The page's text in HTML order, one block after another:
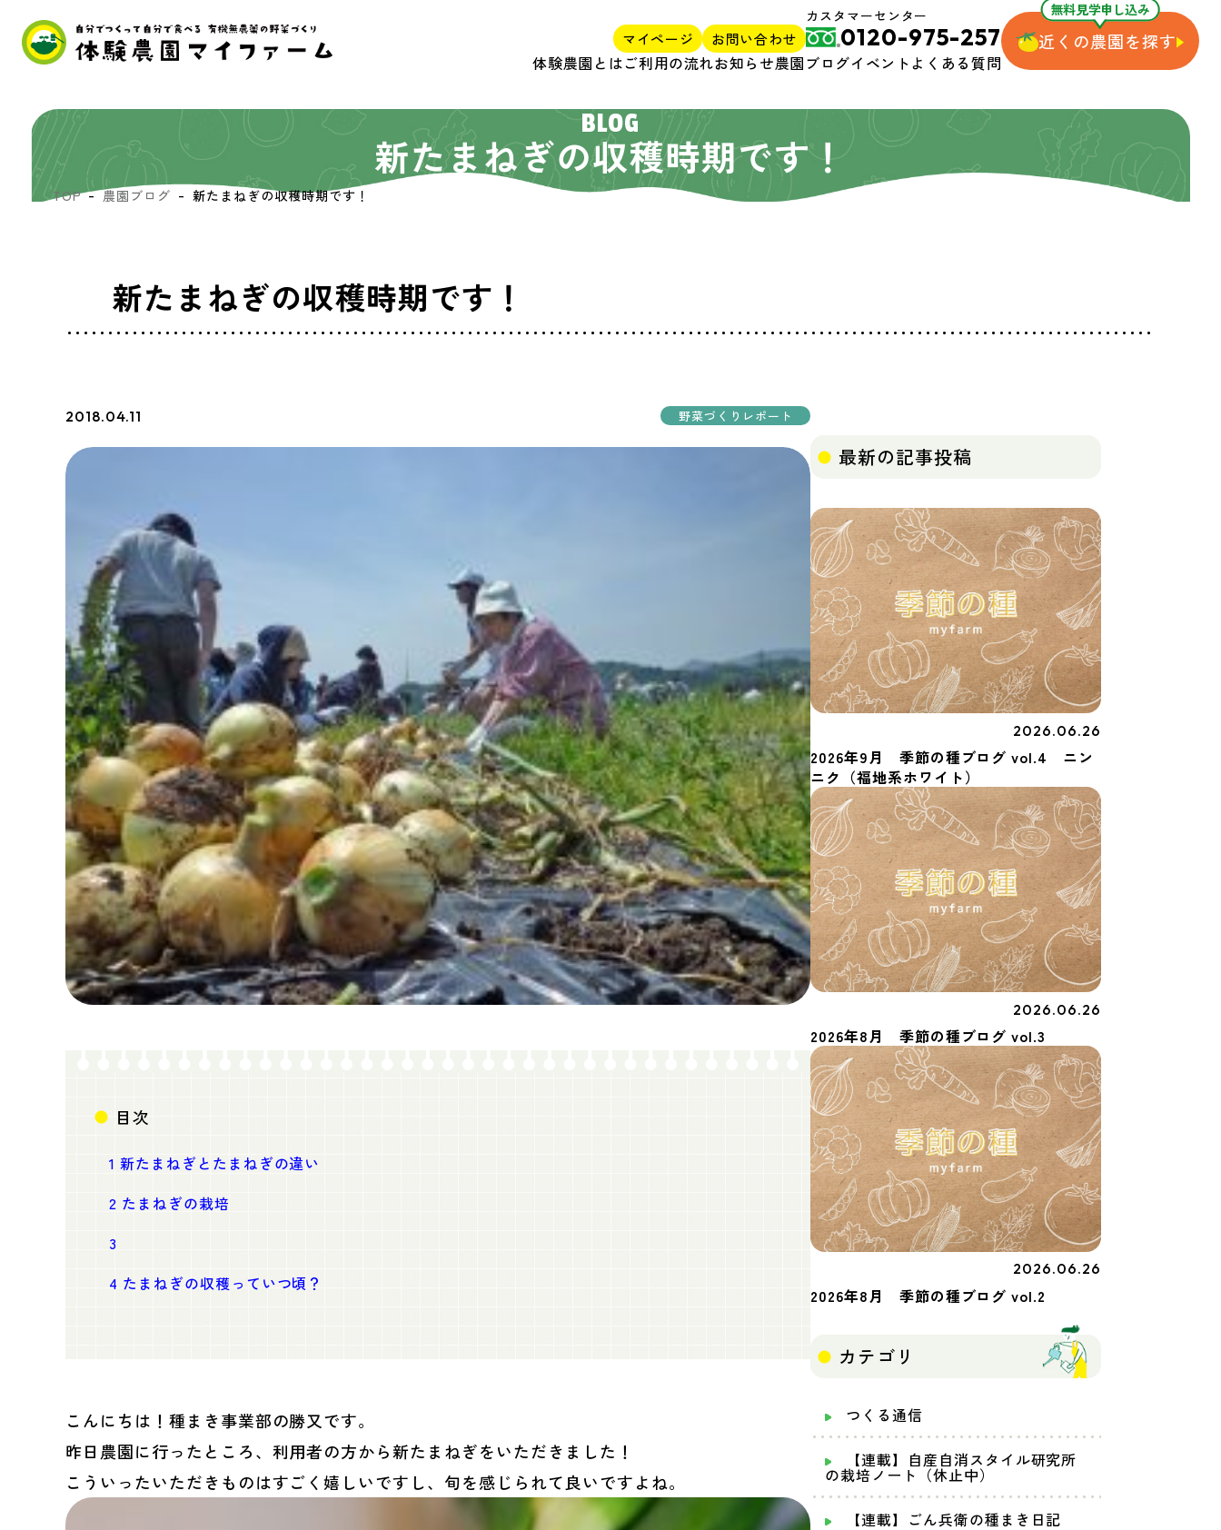
マイページ お問い合わせ
カスタマーセンター
0120-975-257
体験農園とはご利用の流れお知らせ農園ブログイベントよくある質問
無料見学申し込み
近くの農園を探す
BLOG
新たまねぎの収穫時期です！
TOP 農園ブログ 新たまねぎの収穫時期です！
新たまねぎの収穫時期です！
2018.04.11 野菜づくりレポート
目次
1 新たまねぎとたまねぎの違い
2 たまねぎの栽培
3
4 たまねぎの収穫っていつ頃？
こんにちは！種まき事業部の勝又です。
昨日農園に行ったところ、利用者の方から新たまねぎをいただきました！
こういったいただきものはすごく嬉しいですし、旬を感じられて良いですよね。
最新の記事投稿
2026.06.26
2026年9月 季節の種ブログ vol.4 ニン
ニク（福地系ホワイト）
2026.06.26
2026年8月 季節の種ブログ vol.3
2026.06.26
2026年8月 季節の種ブログ vol.2
カテゴリ
つくる通信
【連載】自産自消スタイル研究所
の栽培ノート（休止中）
【連載】ごん兵衛の種まき日記